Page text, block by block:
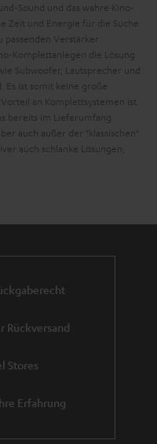
Sound und das wahre Kino-
Zeit und Energie für die Suche
passenden Verstärker
Komplettanlegen die Lösung
Subwoofer, Lautsprecher und
Es ist somit keine große
an Komplettsystemen ist
bereits im Lieferumfang
auch außer der "klassischen"
auch schlanke Lösungen,
seine Stärken aus?
Sound-Spezialisten
Rückversand
Stores
Erfahrung